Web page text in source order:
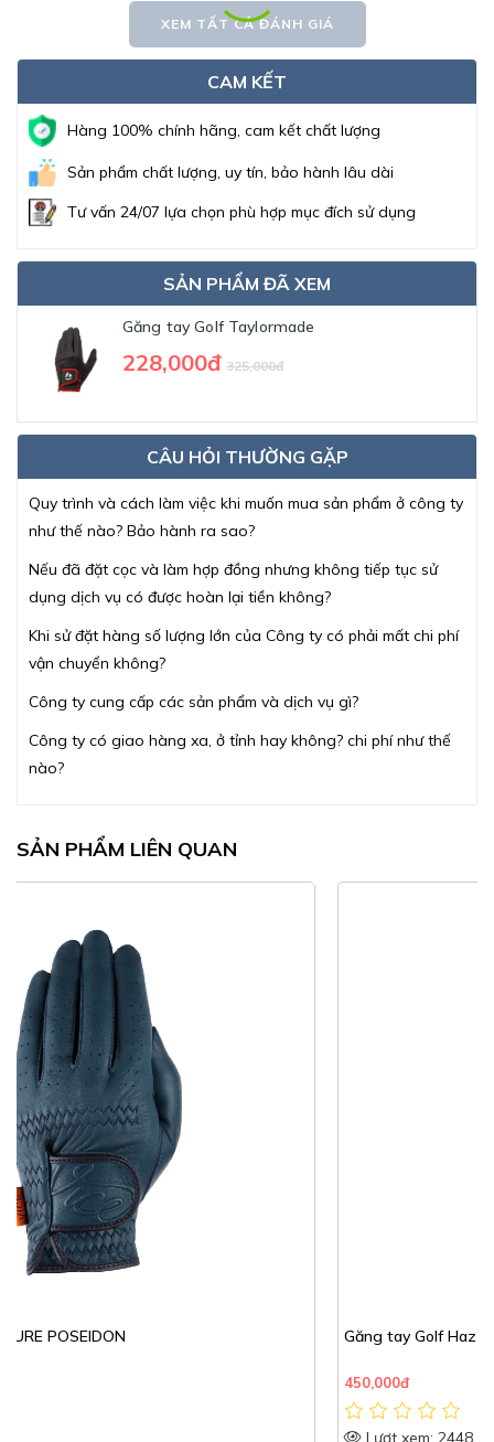
XEM TẤT CẢ ĐÁNH GIÁ
CAM KẾT
Hàng 100% chính hãng, cam kết chất lượng
Sản phẩm chất lượng, uy tín, bảo hành lâu dài
Tư vấn 24/07 lựa chọn phù hợp mục đích sử dụng
SẢN PHẨM ĐÃ XEM
Găng tay Golf Taylormade
228,000đ 325,000đ
CÂU HỎI THƯỜNG GẶP
Quy trình và cách làm việc khi muốn mua sản phẩm ở công ty
như thế nào? Bảo hành ra sao?
Nếu đã đặt cọc và làm hợp đồng nhưng không tiếp tục sử
dụng dịch vụ có được hoàn lại tiền không?
Khi sử đặt hàng số lượng lớn của Công ty có phải mất chi phí
vận chuyển không?
Công ty cung cấp các sản phẩm và dịch vụ gì?
Công ty có giao hàng xa, ở tỉnh hay không? chi phí như thế
nào?
SẢN PHẨM LIÊN QUAN
Găng tay Golf Hazzys